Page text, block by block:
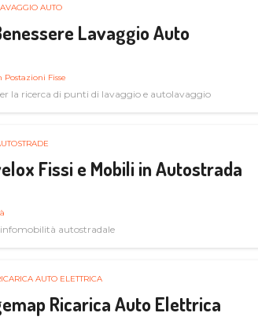
AUTO
Lavaggio Auto
Postazioni Fisse
la ricerca di punti di lavaggio e autolavaggio
Fissi e Mobili in Autostrada
autostradale
AUTO ELETTRICA
Ricarica Auto Elettrica